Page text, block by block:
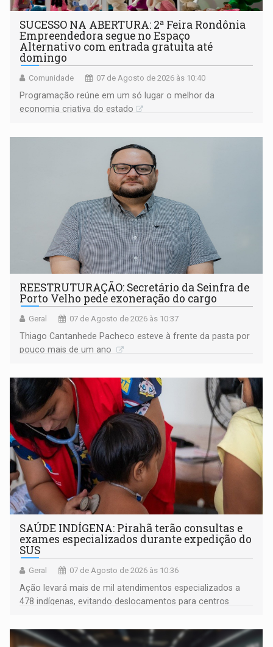
SUCESSO NA ABERTURA: 2ª Feira Rondônia
Empreendedora segue no Espaço
Alternativo com entrada gratuita até
domingo
Comunidade 07 de Agosto de 2026 às 10:40
Programação reúne em um só lugar o melhor da
economia criativa do estado
REESTRUTURAÇÃO: Secretário da Seinfra de
Porto Velho pede exoneração do cargo
Geral 07 de Agosto de 2026 às 10:37
Thiago Cantanhede Pacheco esteve à frente da pasta por
pouco mais de um ano
SAÚDE INDÍGENA: Pirahã terão consultas e
exames especializados durante expedição do
SUS
Geral 07 de Agosto de 2026 às 10:36
Ação levará mais de mil atendimentos especializados a
478 indígenas, evitando deslocamentos para centros